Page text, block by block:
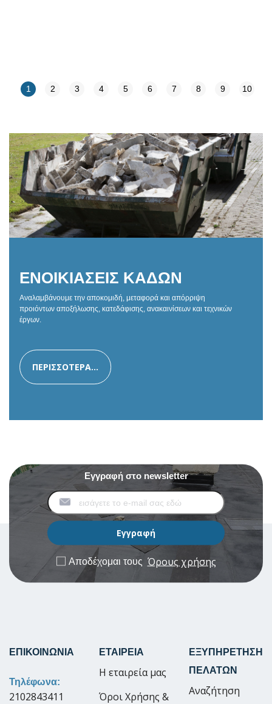
ΕΝΟΙΚΙΑΣΕΙΣ ΚΑΔΩΝ
Αναλαμβάνουμε την αποκομιδή, μεταφορά και απόρριψη
προιόντων αποξήλωσης, κατεδάφισης, ανακαινίσεων και τεχνικών
έργων.
ΠΕΡΙΣΣΟΤΕΡΑ...
Εγγραφή στο newsletter
Αποδέχομαι τους Όρους χρήσης
ΕΠΙΚΟΙΝΩΝΙΑ
Τηλέφωνα:
2102843411
ΕΤΑΙΡΕΙΑ
Η εταιρεία μας
Όροι Χρήσης &
ΕΞΥΠΗΡΕΤΗΣΗ
ΠΕΛΑΤΩΝ
Αναζήτηση